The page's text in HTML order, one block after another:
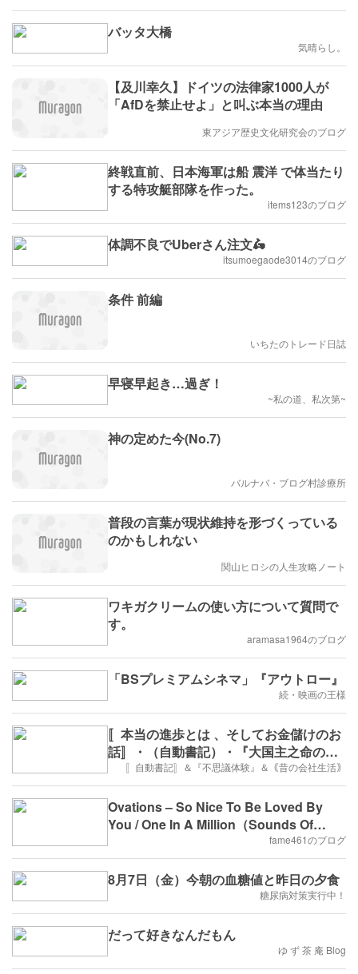
バッタ大橋
気晴らし。
【及川幸久】ドイツの法律家1000人が
「AfDを禁止せよ」と叫ぶ本当の理由
東アジア歴史文化研究会のブログ
終戦直前、日本海軍は船 震洋 で体当たり
する特攻艇部隊を作った。
items123のブログ
体調不良でUberさん注文🛵
itsumoegaode3014のブログ
条件 前編
いちたのトレード日誌
早寝早起き…過ぎ！
~私の道、私次第~
神の定めた今(No.7)
バルナバ・ブログ村診療所
普段の言葉が現状維持を形づくっている
のかもしれない
関山ヒロシの人生攻略ノート
ワキガクリームの使い方について質問で
す。
aramasa1964のブログ
「BSプレミアムシネマ」『アウトロー』
続・映画の王様
〚本当の進歩とは 、そしてお金儲けのお
話〛・（自動書記）・『大国主之命のお
伝え』
〚自動書記〛＆『不思議体験』＆｟昔の会社生活｠
Ovations – So Nice To Be Loved By
You / One In A Million（Sounds Of
fame461のブログ
8月7日（金）今朝の血糖値と昨日の夕食
糖尿病対策実行中！
だって好きなんだもん
ゆ ず 茶 庵 Blog